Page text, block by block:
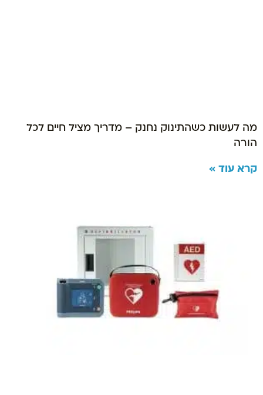
מה לעשות כשהתינוק נחנק – מדריך מציל חיים לכל
הורה
קרא עוד »